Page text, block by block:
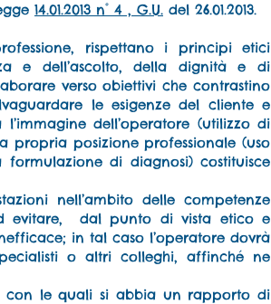
14.01.2013 n° 4 , G.U. del 26.01.2013.
rispettano i principi etici
e dell’ascolto, della dignità e di
verso obiettivi che contrastino
le esigenze del cliente e
dell’operatore (utilizzo di
propria posizione professionale (uso
di diagnosi) costituisce
nell’ambito delle competenze
evitare, dal punto di vista etico e
in tal caso l’operatore dovrà
o altri colleghi, affinché ne
con le quali si abbia un rapporto di